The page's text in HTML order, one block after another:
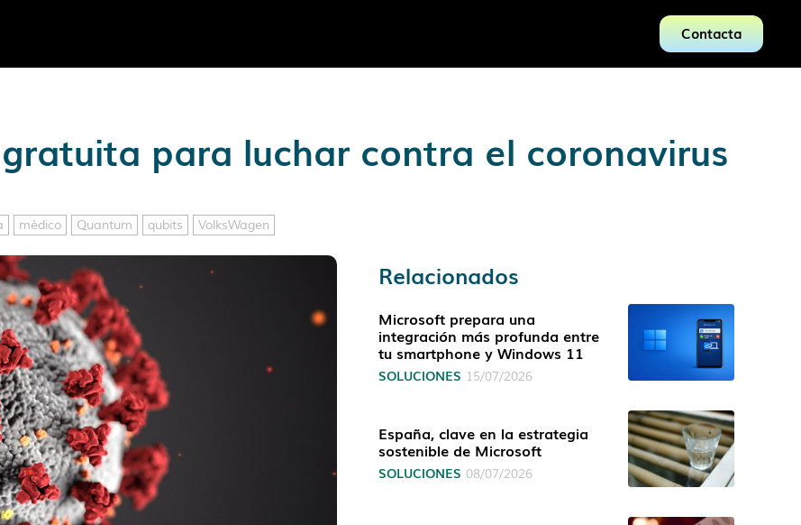
Contacta
para luchar contra el coronavirus
médico Quantum qubits VolksWagen
Relacionados
Microsoft prepara una
integración más profunda entre
tu smartphone y Windows 11
SOLUCIONES 15/07/2026
España, clave en la estrategia
sostenible de Microsoft
SOLUCIONES 08/07/2026